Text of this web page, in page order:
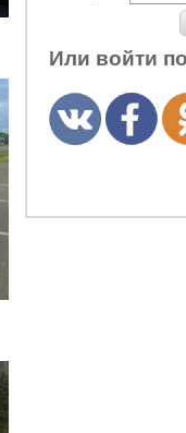
Или войти